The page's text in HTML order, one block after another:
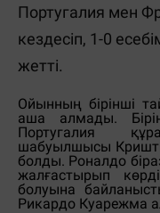
Португалия мен
кездесіп, 1-0
жетті.
Ойынның бірінші
аша алмады.
Португалия
шабуылшысы
болды. Роналдо
жалғастырып
болуына
Рикардо Куарежма